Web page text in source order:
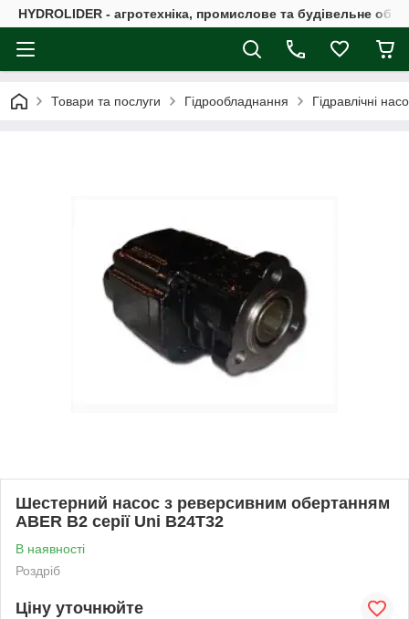
HYDROLIDER - агротехніка, промислове та будівельне
Товари та послуги Гідрообладнання Гідравлічні
Шестерний насос з реверсивним обертанням
ABER В2 серії Uni B24T32
В наявності
Роздріб
Ціну уточнюйте